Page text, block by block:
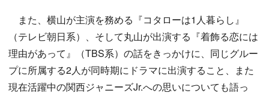
また、横山が主演を務める『コタローは1人暮らし』
（テレビ朝日系）、そして丸山が出演する『着飾る恋には
理由があって』（TBS系）の話をきっかけに、同じグルー
プに所属する2人が同時期にドラマに出演すること、また
現在活躍中の関西ジャニーズJr.への思いについても語っ